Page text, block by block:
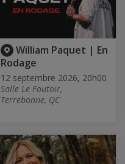
William Paquet | En
Rodage
12 septembre 2026, 20h00
Salle Le Foutoir,
Terrebonne, QC